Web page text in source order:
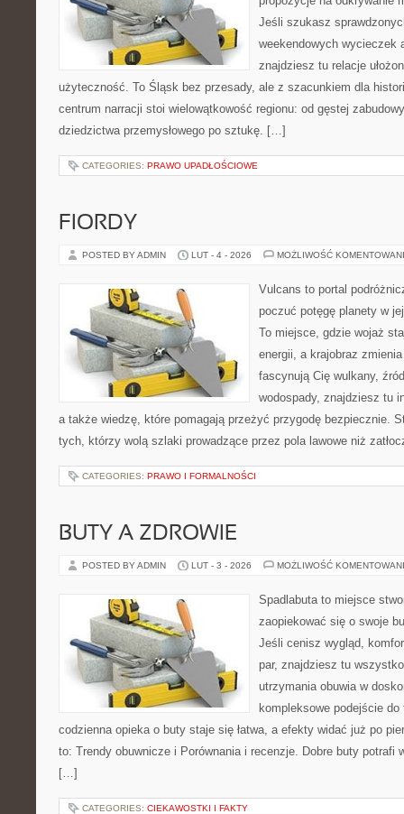
Jeśli szukasz
weekendowych wycieczek
znajdziesz tu relacje
użyteczność. To Śląsk bez przesady, ale z szacunkiem dla
centrum narracji stoi wielowątkowość regionu: od gęstej
dziedzictwa przemysłowego po sztukę. […]
CATEGORIES: PRAWO UPADŁOŚCIOWE
FIORDY
POSTED BY ADMIN LUT - 4 - 2026 MOŻLIWOŚĆ
Vulcans to portal
poczuć potęgę planety w
To miejsce, gdzie wojaż
energii, a krajobraz
fascynują Cię wulkany,
wodospady, znajdziesz tu
a także wiedzę, które pomagają przeżyć przygodę bezpiecznie.
tych, którzy wolą szlaki prowadzące przez pola lawowe niż
CATEGORIES: PRAWO I FORMALNOŚCI
BUTY A ZDROWIE
POSTED BY ADMIN LUT - 3 - 2026 MOŻLIWOŚĆ
Spadlabuta to miejsce
zaopiekować się o swoje
Jeśli cenisz wygląd,
par, znajdziesz tu
utrzymania obuwia w
kompleksowe podejście
codzienna opieka o buty staje się łatwa, a efekty widać już po
to: Trendy obuwnicze i Porównania i recenzje. Dobre buty potrafi
[…]
CATEGORIES: CIEKAWOSTKI I FAKTY